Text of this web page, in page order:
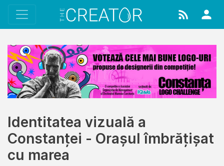
Identitatea vizuală a
Constanței - Orașul îmbrățișat
cu marea